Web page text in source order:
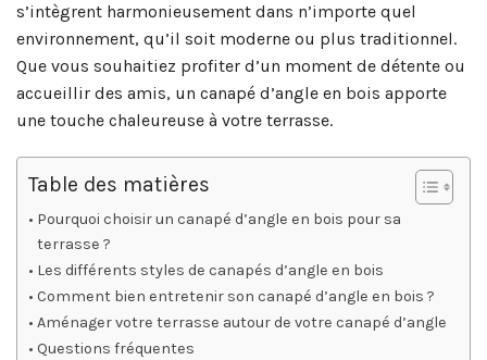
s’intègrent harmonieusement dans n’importe quel
environnement, qu’il soit moderne ou plus traditionnel.
Que vous souhaitiez profiter d’un moment de détente ou
accueillir des amis, un canapé d’angle en bois apporte
une touche chaleureuse à votre terrasse.
Table des matières
Pourquoi choisir un canapé d’angle en bois pour sa
terrasse ?
Les différents styles de canapés d’angle en bois
Comment bien entretenir son canapé d’angle en bois ?
Aménager votre terrasse autour de votre canapé d’angle
Questions fréquentes